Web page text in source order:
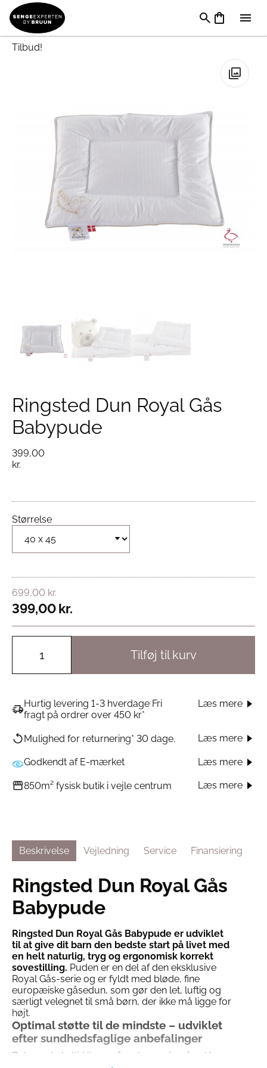
Puder → Pudemærker
hovedpuder
→
Tilbud!
🔍
Ringsted Dun Royal Gås
Babypude
399,00
kr.
Størrelse
699,00 kr.
399,00kr.
Tilføj til kurv
Hurtig levering 1-3 hverdage Fri
fragt på ordrer over 450 kr*
Læs mere
Mulighed for returnering* 30 dage. Læs mere
Godkendt af E-mærket Læs mere
850m² fysisk butik i vejle centrum Læs mere
Beskrivelse Vejledning Service Finansiering
Ringsted Dun Royal Gås
Babypude
Ringsted Dun Royal Gås Babypude er udviklet
til at give dit barn den bedste start på livet med
en helt naturlig, tryg og ergonomisk korrekt
sovestilling. Puden er en del af den eksklusive
Royal Gås-serie og er fyldt med bløde, fine
europæiske gåsedun, som gør den let, luftig og
særligt velegnet til små børn, der ikke må ligge for
højt.
Optimal støtte til de mindste – udviklet
efter sundhedsfaglige anbefalinger
Babyer skal altid ligge på en lav pude, så nakke